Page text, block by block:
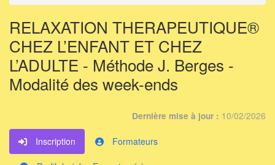
RELAXATION THERAPEUTIQUE®
CHEZ L’ENFANT ET CHEZ
L’ADULTE - Méthode J. Berges -
Modalité des week-ends
Dernière mise à jour : 10/02/2026
Inscription Formateurs